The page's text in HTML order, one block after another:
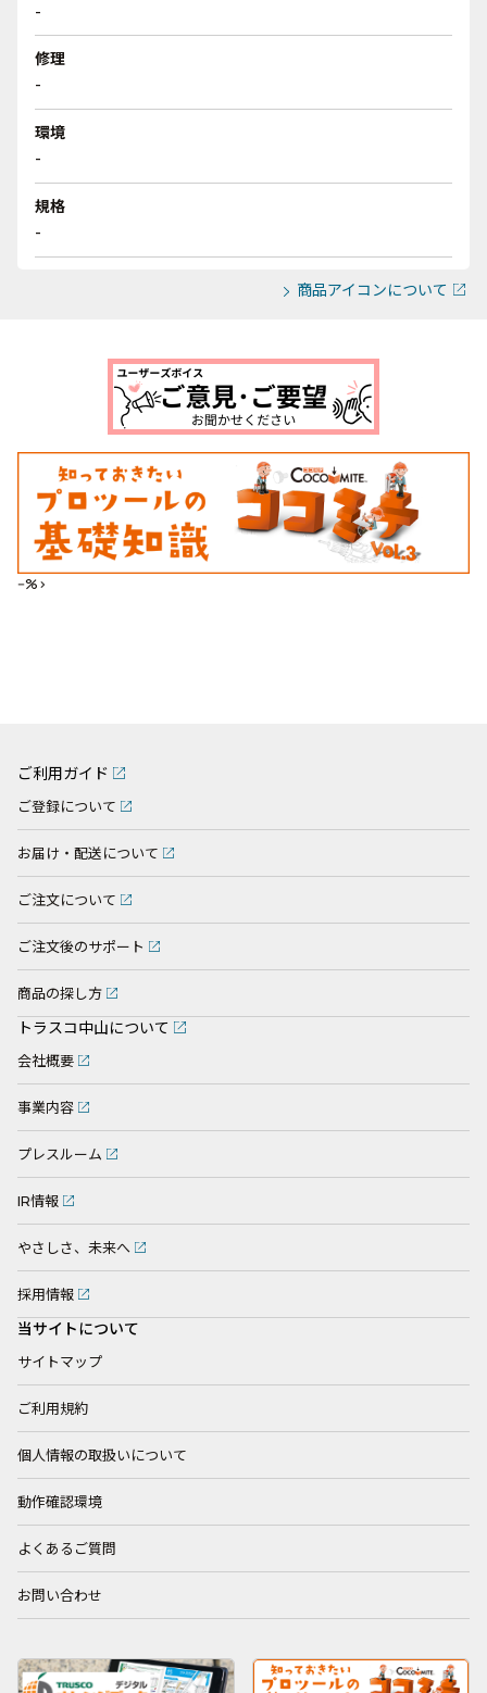
-
修理
-
環境
-
規格
-
商品アイコンについて
--%>
ご利用ガイド
ご登録について
お届け・配送について
ご注文について
ご注文後のサポート
商品の探し方
トラスコ中山について
会社概要
事業内容
プレスルーム
IR情報
やさしさ、未来へ
採用情報
当サイトについて
サイトマップ
ご利用規約
個人情報の取扱いについて
動作確認環境
よくあるご質問
お問い合わせ